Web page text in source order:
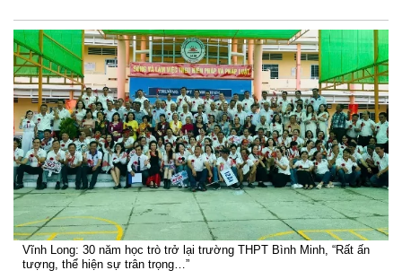
Vĩnh Long: 30 năm học trò trở lại trường THPT Bình Minh, “Rất ấn
tượng, thể hiện sự trân trọng…”